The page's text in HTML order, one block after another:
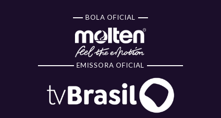
BOLA OFICIAL
EMISSORA OFICIAL